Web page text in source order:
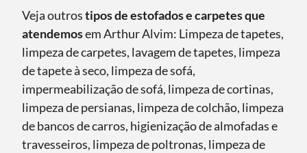
Veja outrostipos de estofados e carpetes que
atendemosem Arthur Alvim: Limpeza de tapetes,
limpeza de carpetes, lavagem de tapetes, limpeza
de tapete à seco, limpeza de sofá,
impermeabilização de sofá, limpeza de cortinas,
limpeza de persianas, limpeza de colchão, limpeza
de bancos de carros, higienização de almofadas e
travesseiros, limpeza de poltronas, limpeza de